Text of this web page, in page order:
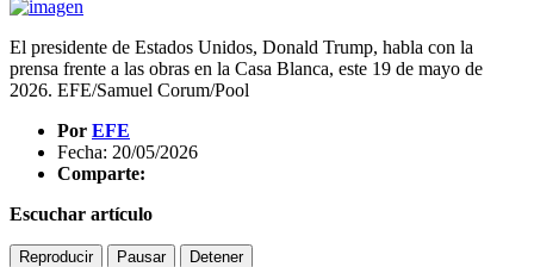
El presidente de Estados Unidos, Donald Trump, habla con la
prensa frente a las obras en la Casa Blanca, este 19 de mayo de
2026. EFE/Samuel Corum/Pool
Por EFE
Fecha: 20/05/2026
Comparte:
Escuchar artículo
Reproducir Pausar Detener